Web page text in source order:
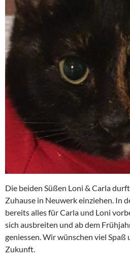
Die beiden Süßen Loni & Carla
Zuhause in Neuwerk einziehen. In
bereits alles für Carla und Loni
sich ausbreiten und ab dem
geniessen. Wir wünschen viel Spaß
Zukunft.